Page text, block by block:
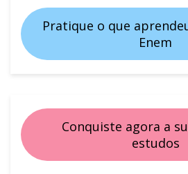
Pratique o que
Enem
Conquiste agora a
estudos